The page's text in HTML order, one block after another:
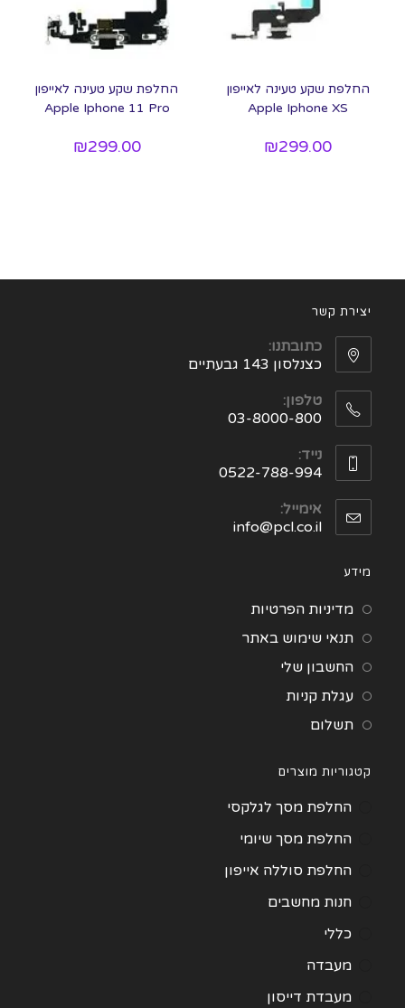
החלפת שקע טעינה לאייפון
Apple Iphone XS
₪299.00
החלפת שקע טעינה לאייפון
Apple Iphone 11 Pro
₪299.00
יצירת קשר
כתובתנו:
כצנלסון 143 גבעתיים
טלפון:
03-8000-800
נייד:
0522-788-994
אימייל:
info@pcl.co.il
מידע
מדיניות הפרטיות
תנאי שימוש באתר
החשבון שלי
עגלת קניות
תשלום
קטגוריות מוצרים
החלפת מסך לגלקסי
החלפת מסך שיומי
החלפת סוללה אייפון
חנות מחשבים
כללי
מעבדה
מעבדת דייסון